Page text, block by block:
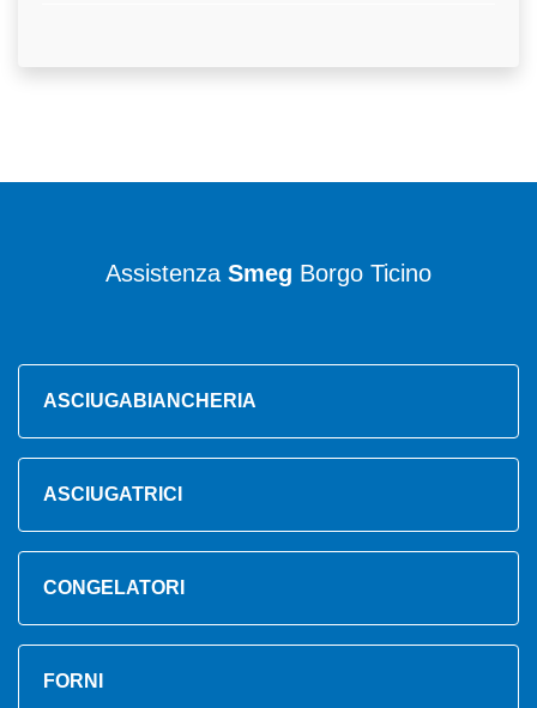
Assistenza Smeg Borgo Ticino
ASCIUGABIANCHERIA
ASCIUGATRICI
CONGELATORI
FORNI